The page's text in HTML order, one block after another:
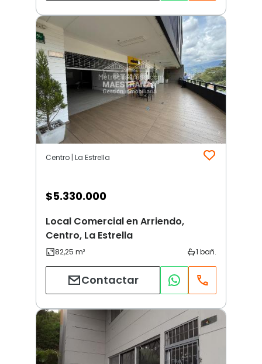
Centro | La Estrella
$5.330.000
Local Comercial en Arriendo,
Centro, La Estrella
Contactar